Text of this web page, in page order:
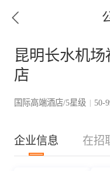
昆明长水机
店
国际高端酒店/5星级 | 50-
企业信息 在招